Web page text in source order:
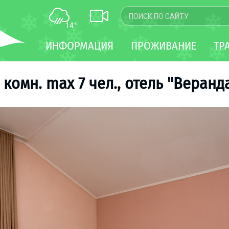
14°C
ИНФОРМАЦИЯ ПРОЖИВАНИЕ
комн. max 7 чел., отель
ТРАНСФЕР